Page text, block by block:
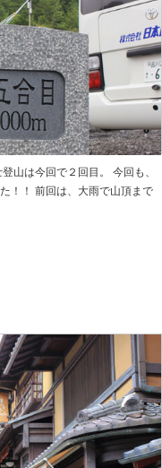
山は今回で２回目。 今回も、
！！ 前回は、大雨で山頂まで